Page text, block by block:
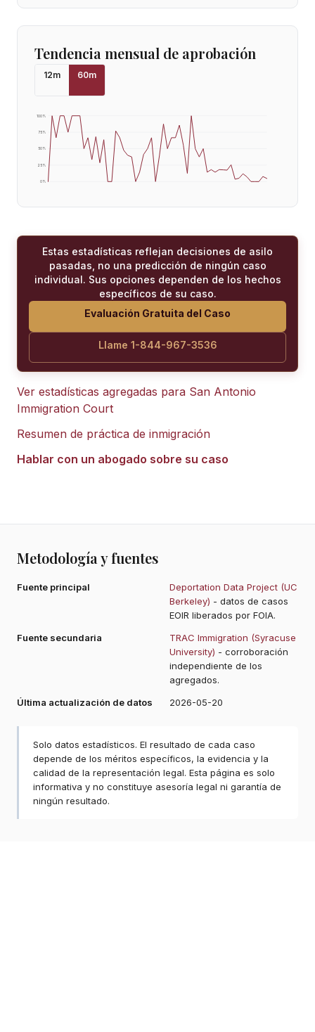
Tendencia mensual de aprobación
12m 60m
0%
25%
50%
75%
100%
Estas estadísticas reflejan decisiones de asilo
pasadas, no una predicción de ningún caso
individual. Sus opciones dependen de los hechos
específicos de su caso.
Evaluación Gratuita del Caso
Llame 1-844-967-3536
Ver estadísticas agregadas para San Antonio
Immigration Court
Resumen de práctica de inmigración
Hablar con un abogado sobre su caso
Metodología y fuentes
Fuente principal
Deportation Data Project (UC
Berkeley) - datos de casos
EOIR liberados por FOIA.
Fuente secundaria
TRAC Immigration (Syracuse
University) - corroboración
independiente de los
agregados.
Última actualización de datos
2026-05-20
Solo datos estadísticos. El resultado de cada caso
depende de los méritos específicos, la evidencia y la
calidad de la representación legal. Esta página es solo
informativa y no constituye asesoría legal ni garantía de
ningún resultado.